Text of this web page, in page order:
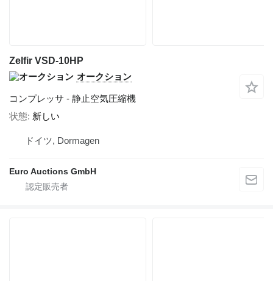
Zelfir VSD-10HP
オークション
コンプレッサ - 静止空気圧縮機
状態 新しい
ドイツ, Dormagen
Euro Auctions GmbH